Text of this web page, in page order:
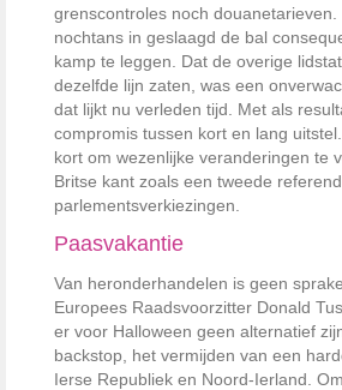
grenscontroles noch douanetarieven.
nochtans in geslaagd de bal
kamp te leggen. Dat de overige
dezelfde lijn zaten, was een
dat lijkt nu verleden tijd. Met als
compromis tussen kort en lang
kort om wezenlijke veranderingen te
Britse kant zoals een tweede
parlementsverkiezingen.
Paasvakantie
Van heronderhandelen is geen
Europees Raadsvoorzitter Donald
er voor Halloween geen alternatief
backstop, het vermijden van een
Ierse Republiek en Noord-Ierland.